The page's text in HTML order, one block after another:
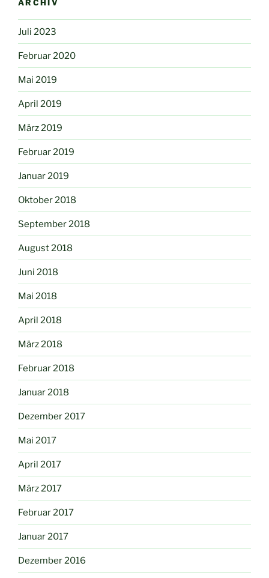
ARCHIV
Juli 2023
Februar 2020
Mai 2019
April 2019
März 2019
Februar 2019
Januar 2019
Oktober 2018
September 2018
August 2018
Juni 2018
Mai 2018
April 2018
März 2018
Februar 2018
Januar 2018
Dezember 2017
Mai 2017
April 2017
März 2017
Februar 2017
Januar 2017
Dezember 2016